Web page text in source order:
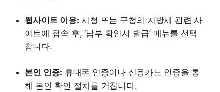
웹사이트 이용: 시청 또는 구청의 지방세 관련 사
이트에 접속 후, ‘납부 확인서 발급’ 메뉴를 선택
합니다.
본인 인증: 휴대폰 인증이나 신용카드 인증을 통
해 본인 확인 절차를 거칩니다.